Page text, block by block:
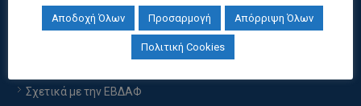
Για τη Φορητότητα
Σχετικά με την ΕΒΔΑΦ
Αποδοχή Όλων Προσαρμογή Απόρριψη Όλων
Πολιτική Cookies